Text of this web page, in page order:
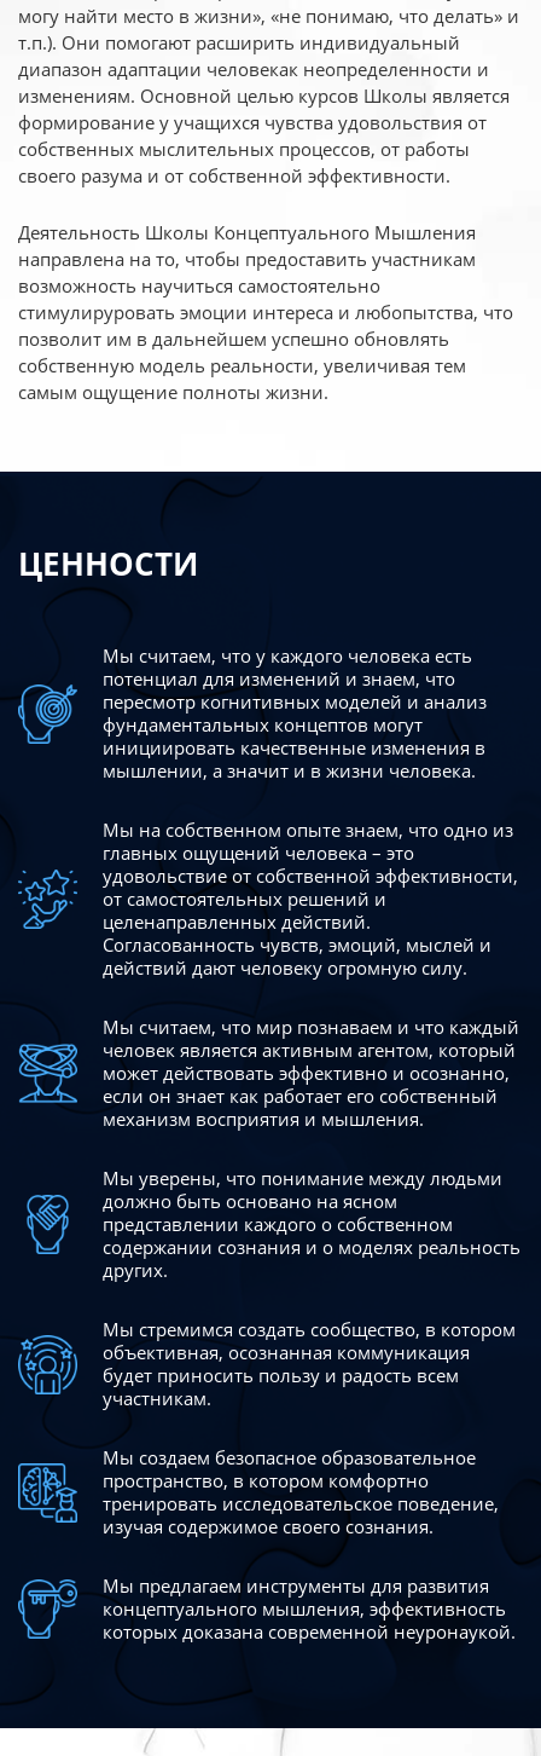
могу найти место в жизни», «не понимаю, что делать» и
т.п.). Они помогают расширить индивидуальный
диапазон адаптации человекак неопределенности и
изменениям. Основной целью курсов Школы является
формирование у учащихся чувства удовольствия от
собственных мыслительных процессов, от работы
своего разума и от собственной эффективности.
Деятельность Школы Концептуального Мышления
направлена на то, чтобы предоставить участникам
возможность научиться самостоятельно
стимулируровать эмоции интереса и любопытства, что
позволит им в дальнейшем успешно обновлять
собственную модель реальности, увеличивая тем
самым ощущение полноты жизни.
ЦЕННОСТИ
Мы считаем, что у каждого человека есть
потенциал для изменений и знаем, что
пересмотр когнитивных моделей и анализ
фундаментальных концептов могут
инициировать качественные изменения в
мышлении, а значит и в жизни человека.
Мы на собственном опыте знаем, что одно из
главных ощущений человека – это
удовольствие от собственной эффективности,
от самостоятельных решений и
целенаправленных действий.
Согласованность чувств, эмоций, мыслей и
действий дают человеку огромную силу.
Мы считаем, что мир познаваем и что каждый
человек является активным агентом, который
может действовать эффективно и осознанно,
если он знает как работает его собственный
механизм восприятия и мышления.
Мы уверены, что понимание между людьми
должно быть основано на ясном
представлении каждого о собственном
содержании сознания и о моделях реальность
других.
Мы стремимся создать сообщество, в котором
объективная, осознанная коммуникация
будет приносить пользу и радость всем
участникам.
Мы создаем безопасное образовательное
пространство, в котором комфортно
тренировать исследовательское поведение,
изучая содержимое своего сознания.
Мы предлагаем инструменты для развития
концептуального мышления, эффективность
которых доказана современной неуронаукой.